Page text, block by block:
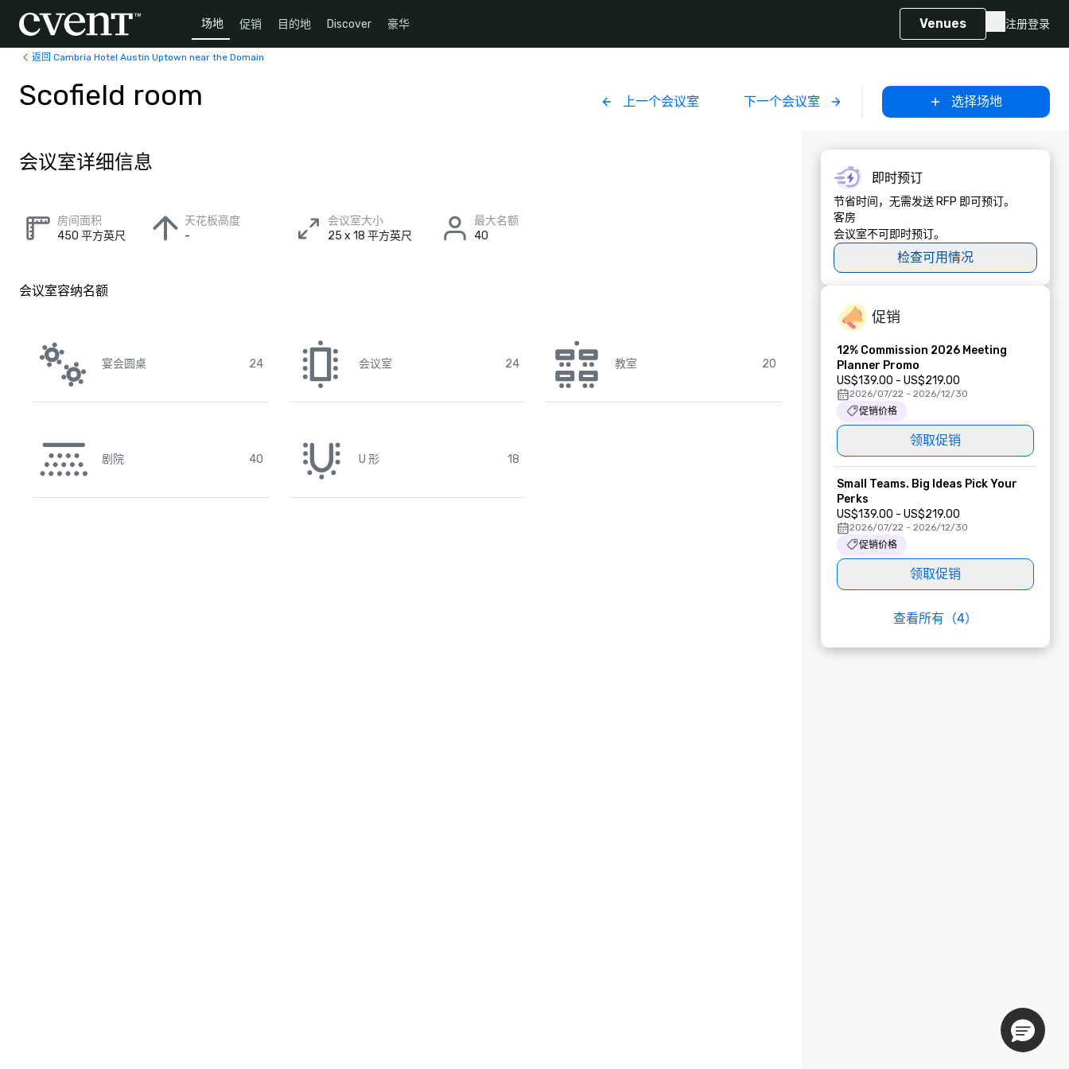
场地 促销 目的地 Discover 豪华 Venues 注册登录
返回 Cambria Hotel Austin Uptown near the Domain
Scofield room 上一个会议室 下一个会议室 选择场地
会议室详细信息
房间面积
450 平方英尺
天花板高度
-
会议室大小
25 x 18 平方英尺
最大名额
40
会议室容纳名额
宴会圆桌 24 会议室 24 教室 20
剧院 40 U 形 18
即时预订
节省时间，无需发送 RFP 即可预订。
客房
会议室不可即时预订。
检查可用情况
促销
12% Commission 2026 Meeting
Planner Promo
US$139.00 - US$219.00
2026/07/22 - 2026/12/30
促销价格
领取促销
Small Teams. Big Ideas Pick Your
Perks
US$139.00 - US$219.00
2026/07/22 - 2026/12/30
促销价格
领取促销
查看所有（4）